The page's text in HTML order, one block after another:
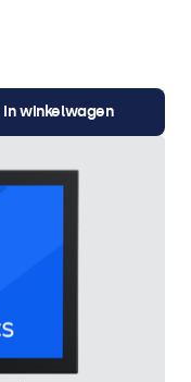
In winkelwagen